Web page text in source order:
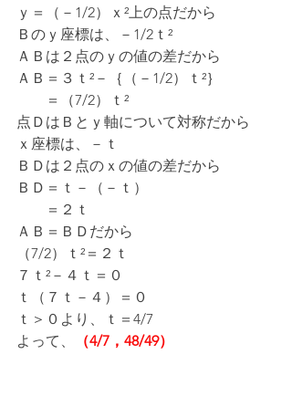
ｙ＝（－1/2）ｘ²上の点だから
Ｂのｙ座標は、－1/2ｔ²
ＡＢは２点のｙの値の差だから
ＡＢ＝３ｔ²－｛（－1/2）ｔ²｝
＝（7/2）ｔ²
点ＤはＢとｙ軸について対称だから
ｘ座標は、－ｔ
ＢＤは２点のｘの値の差だから
ＢＤ＝ｔ－（－ｔ）
＝２ｔ
ＡＢ＝ＢＤだから
（7/2）ｔ²＝２ｔ
７ｔ²－４ｔ＝０
ｔ（７ｔ－４）＝０
ｔ＞０より、ｔ＝4/7
よって、
（4/7，48/49）